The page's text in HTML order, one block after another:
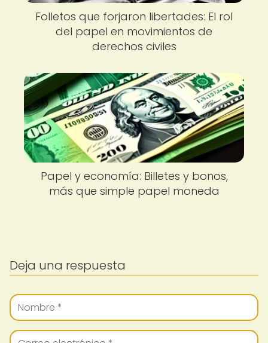
Folletos que forjaron libertades: El rol
del papel en movimientos de
derechos civiles
Papel y economía: Billetes y bonos,
más que simple papel moneda
Deja una respuesta